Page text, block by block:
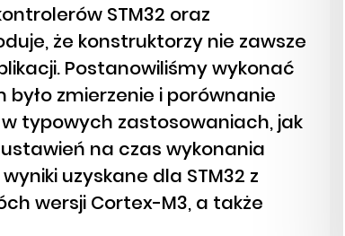
STM32 oraz
że konstruktorzy nie zawsze
Postanowiliśmy wykonać
zmierzenie i porównanie
typowych zastosowaniach, jak
na czas wykonania
uzyskane dla STM32 z
wersji Cortex-M3, a także